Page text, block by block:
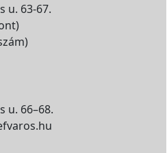
u. 63-67.
u. 66–68.